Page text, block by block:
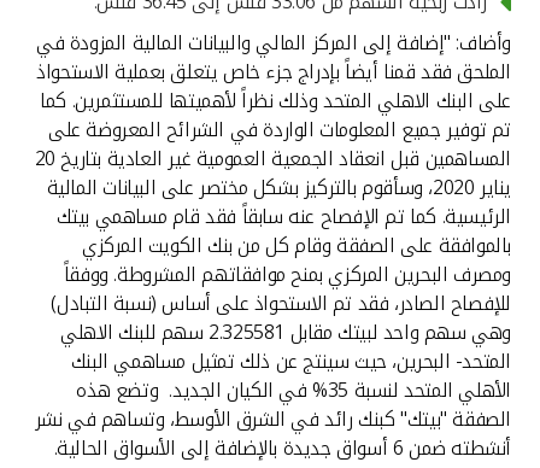
وأضاف: "إضافة إلى المركز المالي والبيانات المالية المزودة في
الملحق فقد قمنا أيضاً بإدراج جزء خاص يتعلق بعملية الاستحواذ
على البنك الاهلي المتحد وذلك نظراً لأهميتها للمستثمرين. كما
تم توفير جميع المعلومات الواردة في الشرائح المعروضة على
المساهمين قبل انعقاد الجمعية العمومية غير العادية بتاريخ 20
يناير 2020، وسأقوم بالتركيز بشكل مختصر على البيانات المالية
الرئيسية. كما تم الإفصاح عنه سابقاً فقد قام مساهمي بيتك
بالموافقة على الصفقة وقام كل من بنك الكويت المركزي
ومصرف البحرين المركزي بمنح موافقاتهم المشروطة. ووفقاً
للإفصاح الصادر، فقد تم الاستحواذ على أساس (نسبة التبادل)
وهي سهم واحد لبيتك مقابل 2.325581 سهم للبنك الاهلي
المتحد- البحرين، حيث سينتج عن ذلك تمثيل مساهمي البنك
الأهلي المتحد لنسبة 35% في الكيان الجديد. وتضع هذه
الصفقة "بيتك" كبنك رائد في الشرق الأوسط، وتساهم في نشر
أنشطته ضمن 6 أسواق جديدة بالإضافة إلى الأسواق الحالية.